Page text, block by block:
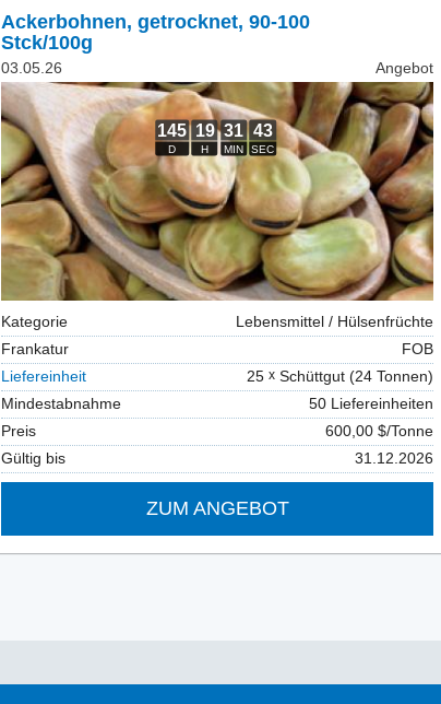
Ackerbohnen, getrocknet, 90-100
Stck/100g
03.05.26 Angebot
Kategorie
Lebensmittel / Hülsenfrüchte
Frankatur
FOB
Liefereinheit
25
Schüttgut (24 Tonnen)
Mindestabnahme
50 Liefereinheiten
Preis
600,00 $/Tonne
Gültig bis
31.12.2026
ZUM ANGEBOT